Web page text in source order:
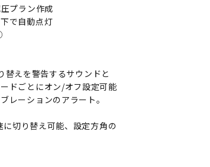
プラン作成
で自動点灯
えを警告するサウンドと
ドごとにオン/オフ設定可能
レーションのアラート。
切り替え可能、設定方角の